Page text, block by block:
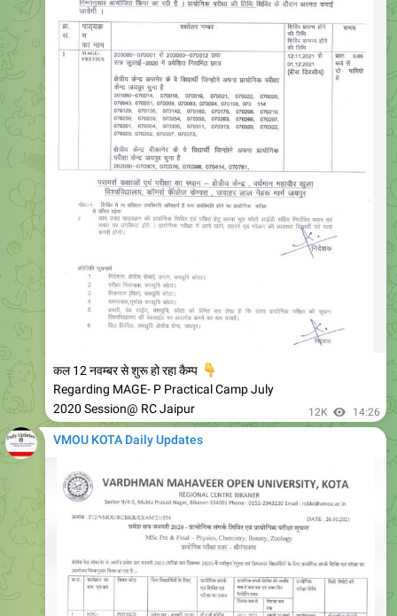
कल 12 नवम्बर से शुरू हो रहा कैम्प
👇
Regarding MAGE- P Practical Camp July
2020 Session@ RC Jaipur
12K 14:26
VMOU KOTA Daily Updates